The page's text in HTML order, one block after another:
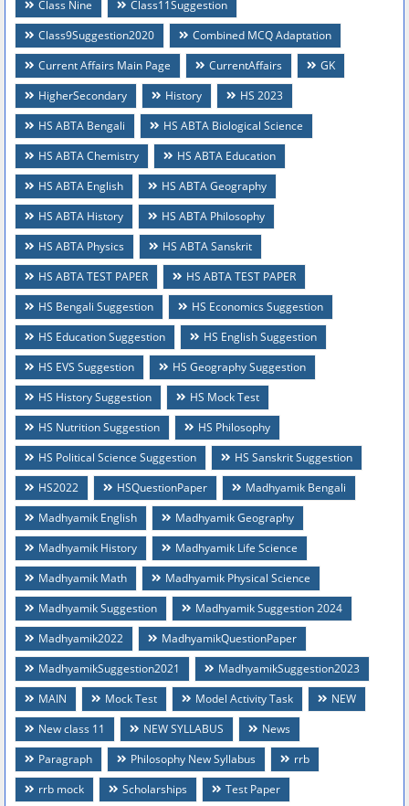
Class Nine
Class11Suggestion
Class9Suggestion2020
Combined MCQ Adaptation
Current Affairs Main Page
CurrentAffairs
GK
HigherSecondary
History
HS 2023
HS ABTA Bengali
HS ABTA Biological Science
HS ABTA Chemistry
HS ABTA Education
HS ABTA English
HS ABTA Geography
HS ABTA History
HS ABTA Philosophy
HS ABTA Physics
HS ABTA Sanskrit
HS ABTA TEST PAPER
HS ABTA TEST PAPER
HS Bengali Suggestion
HS Economics Suggestion
HS Education Suggestion
HS English Suggestion
HS EVS Suggestion
HS Geography Suggestion
HS History Suggestion
HS Mock Test
HS Nutrition Suggestion
HS Philosophy
HS Political Science Suggestion
HS Sanskrit Suggestion
HS2022
HSQuestionPaper
Madhyamik Bengali
Madhyamik English
Madhyamik Geography
Madhyamik History
Madhyamik Life Science
Madhyamik Math
Madhyamik Physical Science
Madhyamik Suggestion
Madhyamik Suggestion 2024
Madhyamik2022
MadhyamikQuestionPaper
MadhyamikSuggestion2021
MadhyamikSuggestion2023
MAIN
Mock Test Model Activity Task
NEW
New class 11
NEW SYLLABUS
News
Paragraph
Philosophy New Syllabus
rrb
rrb mock
Scholarships
Test Paper